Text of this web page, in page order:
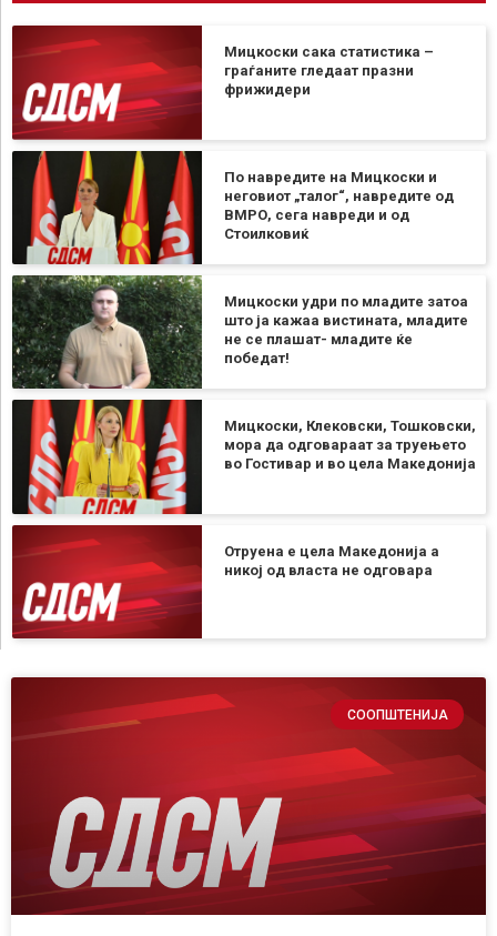
Мицкоски сака статистика –
граѓаните гледаат празни
фрижидери
По навредите на Мицкоски и
неговиот „талог“, навредите од
ВМРО, сега навреди и од
Стоилковиќ
Мицкоски удри по младите затоа
што ја кажаа вистината, младите
не се плашат- младите ќе
победат!
Мицкоски, Клековски, Тошковски,
мора да одговараат за труењето
во Гостивар и во цела Македонија
Отруена е цела Македонија а
никој од власта не одговара
СООПШТЕНИЈА